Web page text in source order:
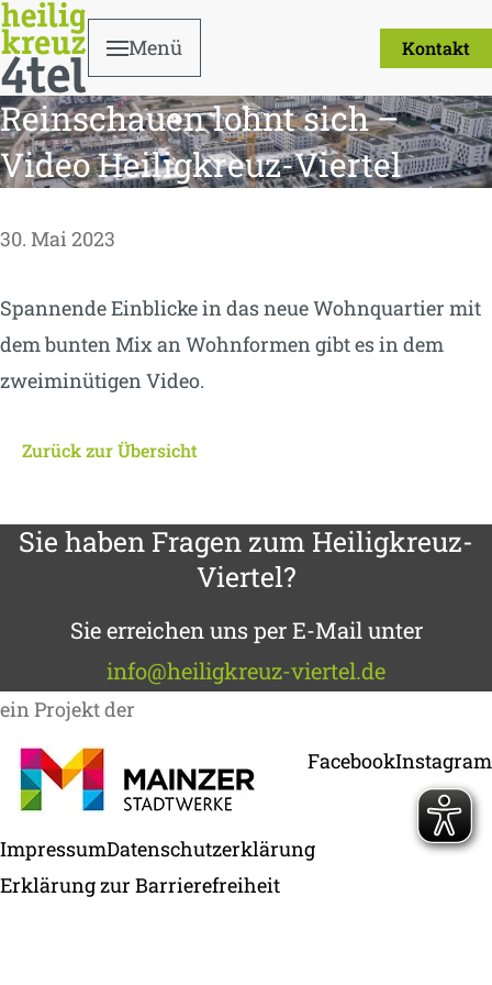
Menü Kontakt
Reinschauen lohnt sich –
Video Heiligkreuz-Viertel
30. Mai 2023
Spannende Einblicke in das neue Wohnquartier mit
dem bunten Mix an Wohnformen gibt es in dem
zweiminütigen Video.
Zurück zur Übersicht
Sie haben Fragen zum Heiligkreuz-
Viertel?
Sie erreichen uns per E-Mail unter
info@heiligkreuz-viertel.de
ein Projekt der
Facebook— öffnet
Instagram
ImpressumDatenschutzerklärung
Erklärung zur Barrierefreiheit